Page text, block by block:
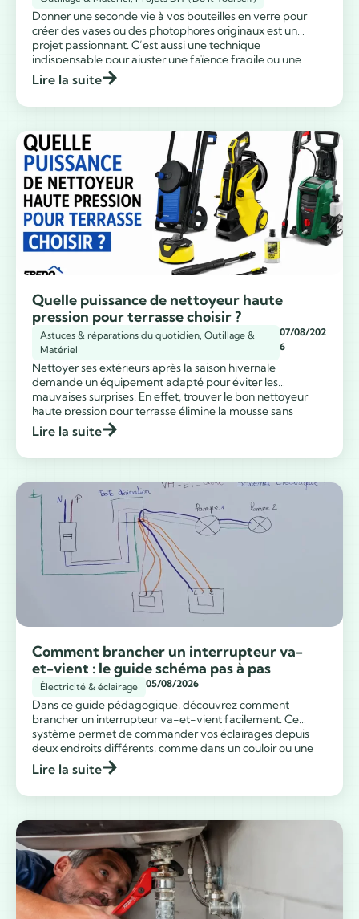
Donner une seconde vie à vos bouteilles en verre pour
créer des vases ou des photophores originaux est un
projet passionnant. C’est aussi une technique
indispensable pour ajuster une faïence fragile ou une
crédence en céramique lors d’une rénovation de cuisine.
Dans ce guide pratique, je vous explique comment
...
Lire la suite
Quelle puissance de nettoyeur haute
pression pour terrasse choisir ?
Astuces & réparations du quotidien, Outillage &
Matériel
07/08/202
6
Nettoyer ses extérieurs après la saison hivernale
demande un équipement adapté pour éviter les
mauvaises surprises. En effet, trouver le bon nettoyeur
haute pression pour terrasse élimine la mousse sans
détruire vos précieux revêtements. Voici mon guide
complet pour faire le bon choix sans commettre d’erreur.
...
Lire la suite
Comment brancher un interrupteur va-
et-vient : le guide schéma pas à pas
Électricité & éclairage 05/08/2026
Dans ce guide pédagogique, découvrez comment
brancher un interrupteur va-et-vient facilement. Ce
système permet de commander vos éclairages depuis
deux endroits différents, comme dans un couloir ou une
grande pièce. Grâce à un schéma électrique simple basé
sur une boîte de dérivation, vous allez maîtriser ce grand
...
Lire la suite